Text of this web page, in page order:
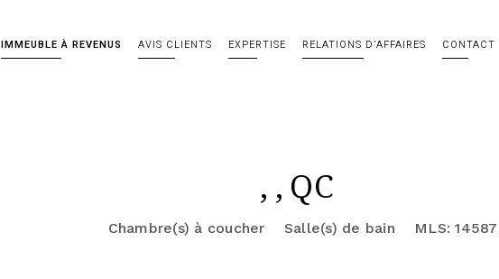
IMMEUBLE À REVENUS AVIS CLIENTS EXPERTISE RELATIONS D’AFFAIRES CONTACT
, , QC
Chambre(s) à coucher Salle(s) de bain MLS: